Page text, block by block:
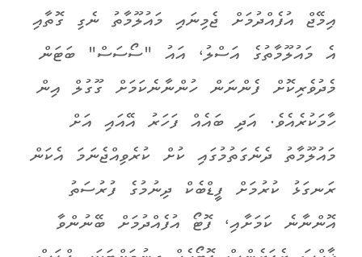
އިމޭޖް އުފެއްދުމަށް ޖެމިނައި މައުލޫމާތު ނެގި ގޮތާއި
އެ މައުލޫމާތުގެ އަސްލު، އައު "ސޯސަސް" ބަޓަން
މެދުވެރިކޮށް ފެންނަން ހުންނާނެކަމަށް ގޫގުލް އިން
ހާމަކުރެއެވެ. އަދި ބައެއް ފަހަރު އޭއައި އަށް
މައުލޫމާތު ދެނެގަތުމުގައި ކުށް ކުރެވިއްޖެނަމަ އެކަން
ރަނގަޅު ކުރުމަށް ފީޑްބެކް ދިނުމުގެ ފުރުސަތު
އޮންނާނެ ކަމަށާއި، ފޮޓޯ އުފެއްދުމަށް ބޭނުންވާ